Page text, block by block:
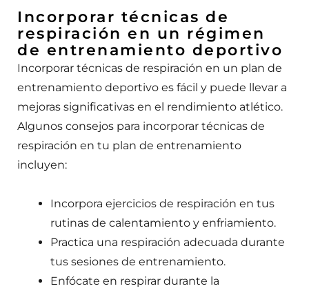
Incorporar técnicas de
respiración en un régimen
de entrenamiento deportivo
Incorporar técnicas de respiración en un plan de
entrenamiento deportivo es fácil y puede llevar a
mejoras significativas en el rendimiento atlético.
Algunos consejos para incorporar técnicas de
respiración en tu plan de entrenamiento
incluyen:
Incorpora ejercicios de respiración en tus
rutinas de calentamiento y enfriamiento.
Practica una respiración adecuada durante
tus sesiones de entrenamiento.
Enfócate en respirar durante la